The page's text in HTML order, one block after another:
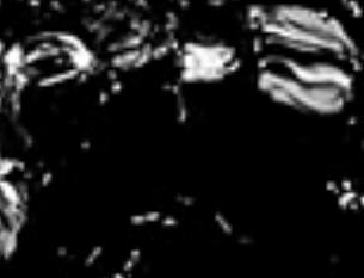
Agence APRILIN
| VODKA FARONVILLE
Conditions générales d’utilisation